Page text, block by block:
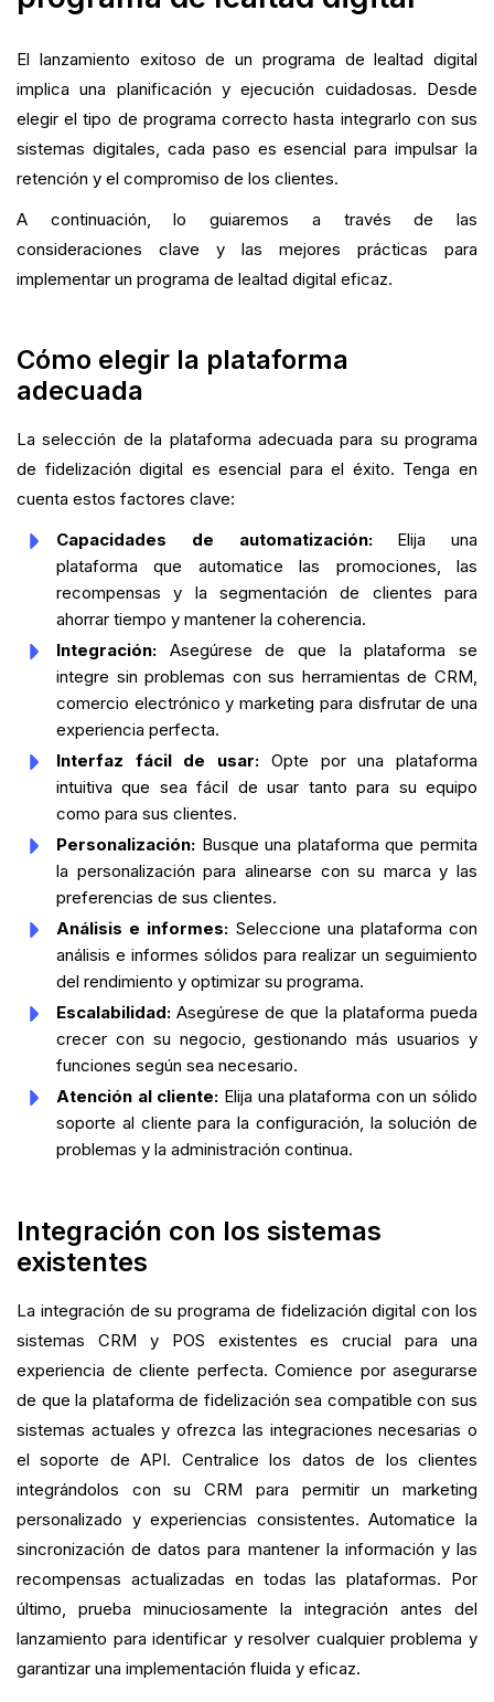
El lanzamiento exitoso de un programa de lealtad digital
implica una planificación y ejecución cuidadosas. Desde
elegir el tipo de programa correcto hasta integrarlo con sus
sistemas digitales, cada paso es esencial para impulsar la
retención y el compromiso de los clientes.
A continuación, lo guiaremos a través de las
consideraciones clave y las mejores prácticas para
implementar un programa de lealtad digital eficaz.
Cómo elegir la plataforma
adecuada
La selección de la plataforma adecuada para su programa
de fidelización digital es esencial para el éxito. Tenga en
cuenta estos factores clave:
Capacidades de automatización:Elija una
plataforma que automatice las promociones, las
recompensas y la segmentación de clientes para
ahorrar tiempo y mantener la coherencia.
Integración: Asegúrese de que la plataforma se
integre sin problemas con sus herramientas de CRM,
comercio electrónico y marketing para disfrutar de una
experiencia perfecta.
Interfaz fácil de usar: Opte por una plataforma
intuitiva que sea fácil de usar tanto para su equipo
como para sus clientes.
Personalización: Busque una plataforma que permita
la personalización para alinearse con su marca y las
preferencias de sus clientes.
Análisis e informes: Seleccione una plataforma con
análisis e informes sólidos para realizar un seguimiento
del rendimiento y optimizar su programa.
Escalabilidad: Asegúrese de que la plataforma pueda
crecer con su negocio, gestionando más usuarios y
funciones según sea necesario.
Atención al cliente: Elija una plataforma con un sólido
soporte al cliente para la configuración, la solución de
problemas y la administración continua.
Integración con los sistemas
existentes
La integración de su programa de fidelización digital con los
sistemas CRM y POS existentes es crucial para una
experiencia de cliente perfecta. Comience por asegurarse
de que la plataforma de fidelización sea compatible con sus
sistemas actuales y ofrezca las integraciones necesarias o
el soporte de API. Centralice los datos de los clientes
integrándolos con su CRM para permitir un marketing
personalizado y experiencias consistentes. Automatice la
sincronización de datos para mantener la información y las
recompensas actualizadas en todas las plataformas. Por
último, prueba minuciosamente la integración antes del
lanzamiento para identificar y resolver cualquier problema y
garantizar una implementación fluida y eficaz.